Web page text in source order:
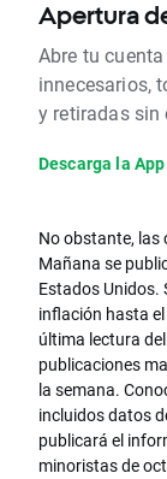
Apertura
Abre tu
innecesarios,
y retiradas sin
Descarga la App
No obstante, las
Mañana se
Estados Unidos.
inflación hasta
última lectura
publicaciones
la semana.
incluidos datos
publicará el
minoristas de